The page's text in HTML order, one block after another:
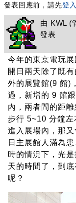
會
發表回應前，請先登
由 KWL (
發表
今年的東京電玩
開日兩天除了既
外的展覽館(9 館)
過，新增的 9 館
內，兩者間的距
步行 5~10 分鐘左
進入展場內，那
日主展館人滿為
時的情況下，光
天的時間了，到
呢？